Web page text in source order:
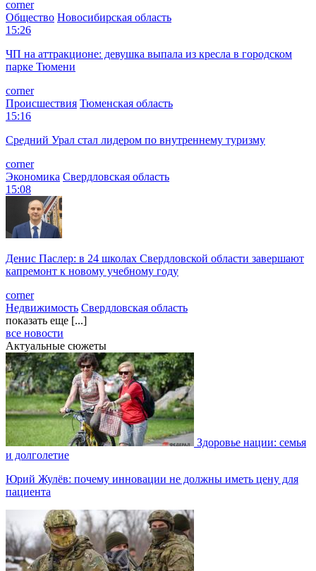
corner
Общество Новосибирская область
15:26
ЧП на аттракционе: девушка выпала из кресла в городском
парке Тюмени
corner
Происшествия Тюменская область
15:16
Средний Урал стал лидером по внутреннему туризму
corner
Экономика Свердловская область
15:08
Денис Паслер: в 24 школах Свердловской области завершают
капремонт к новому учебному году
corner
Недвижимость Свердловская область
показать еще [...]
все новости
Актуальные сюжеты
Здоровье нации: семья
и долголетие
Юрий Жулёв: почему инновации не должны иметь цену для
пациента